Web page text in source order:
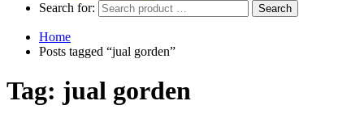
Search for:
Home
Posts tagged “jual gorden”
Tag: jual gorden